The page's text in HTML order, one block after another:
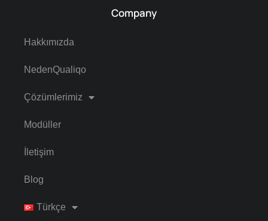
Company
Hakkımızda
NedenQualiqo
Çözümlerimiz
Modüller
İletişim
Blog
Türkçe